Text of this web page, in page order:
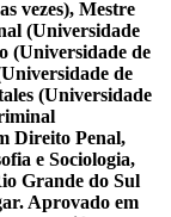
vezes), Mestre
(Universidade
(Universidade de
de
(Universidade
Direito Penal,
e Sociologia,
Grande do Sul
Aprovado em